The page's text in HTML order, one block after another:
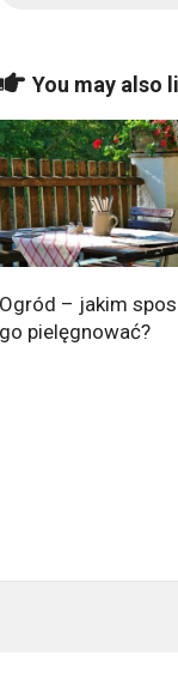
You may also
Ogród – jakim
go pielęgnować?